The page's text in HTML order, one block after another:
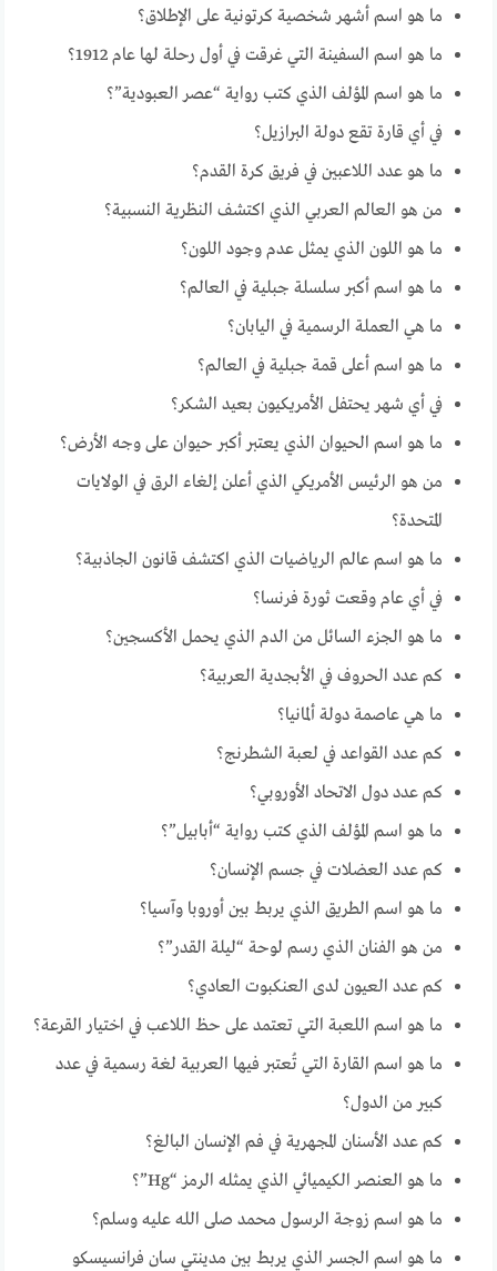
ما هو اسم أشهر شخصية كرتونية على الإطلاق؟
ما هو اسم السفينة التي غرقت في أول رحلة لها عام 1912؟
ما هو اسم المؤلف الذي كتب رواية “عصر العبودية”؟
في أي قارة تقع دولة البرازيل؟
ما هو عدد اللاعبين في فريق كرة القدم؟
من هو العالم العربي الذي اكتشف النظرية النسبية؟
ما هو اللون الذي يمثل عدم وجود اللون؟
ما هو اسم أكبر سلسلة جبلية في العالم؟
ما هي العملة الرسمية في اليابان؟
ما هو اسم أعلى قمة جبلية في العالم؟
في أي شهر يحتفل الأمريكيون بعيد الشكر؟
ما هو اسم الحيوان الذي يعتبر أكبر حيوان على وجه الأرض؟
من هو الرئيس الأمريكي الذي أعلن إلغاء الرق في الولايات
المتحدة؟
ما هو اسم عالم الرياضيات الذي اكتشف قانون الجاذبية؟
في أي عام وقعت ثورة فرنسا؟
ما هو الجزء السائل من الدم الذي يحمل الأكسجين؟
كم عدد الحروف في الأبجدية العربية؟
ما هي عاصمة دولة ألمانيا؟
كم عدد القواعد في لعبة الشطرنج؟
كم عدد دول الاتحاد الأوروبي؟
ما هو اسم المؤلف الذي كتب رواية “أبابيل”؟
كم عدد العضلات في جسم الإنسان؟
ما هو اسم الطريق الذي يربط بين أوروبا وآسيا؟
من هو الفنان الذي رسم لوحة “ليلة القدر”؟
كم عدد العيون لدى العنكبوت العادي؟
ما هو اسم اللعبة التي تعتمد على حظ اللاعب في اختيار القرعة؟
ما هو اسم القارة التي تُعتبر فيها العربية لغة رسمية في عدد
كبير من الدول؟
كم عدد الأسنان المجهرية في فم الإنسان البالغ؟
ما هو العنصر الكيميائي الذي يمثله الرمز “Hg”؟
ما هو اسم زوجة الرسول محمد صلى الله عليه وسلم؟
ما هو اسم الجسر الذي يربط بين مدينتي سان فرانسيسكو